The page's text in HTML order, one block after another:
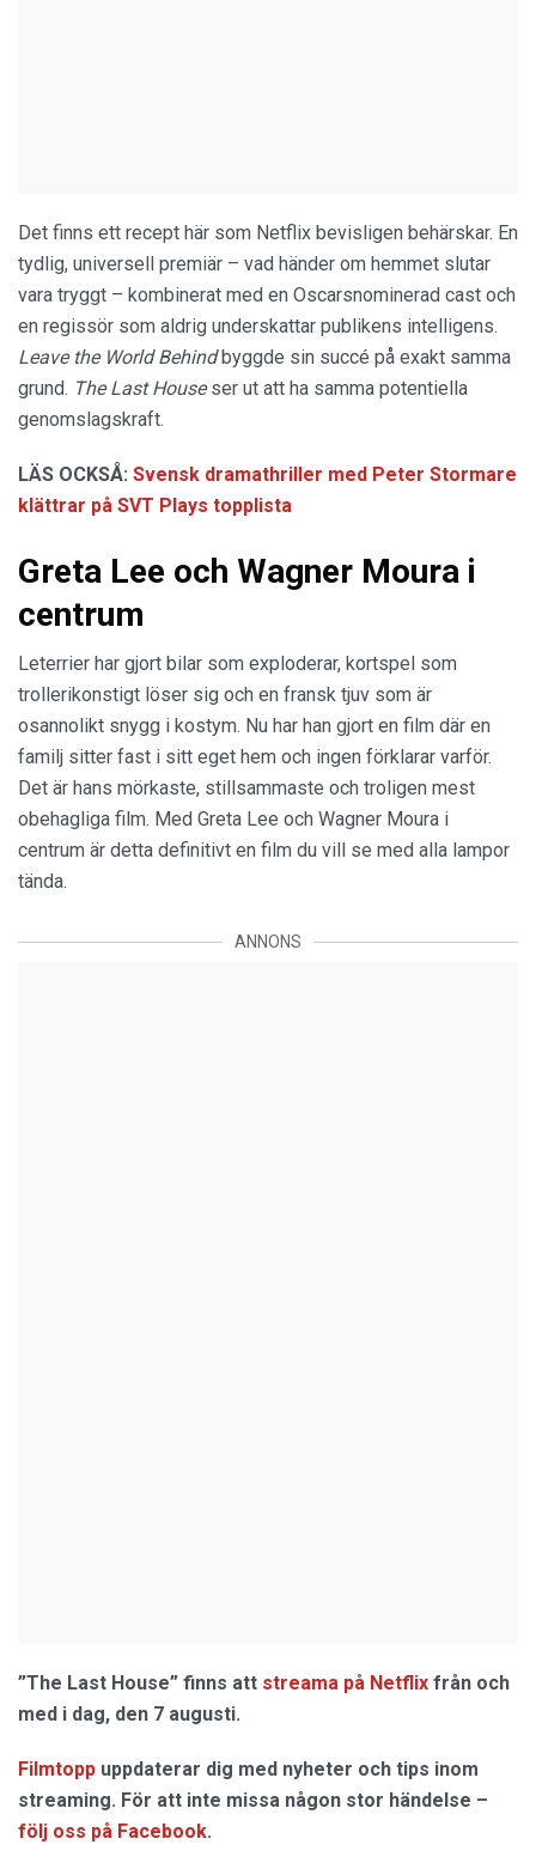
Det finns ett recept här som Netflix bevisligen behärskar. En
tydlig, universell premiär – vad händer om hemmet slutar
vara tryggt – kombinerat med en Oscarsnominerad cast och
en regissör som aldrig underskattar publikens intelligens.
Leave the World Behindbyggde sin succé på exakt samma
grund. The Last Houseser ut att ha samma potentiella
genomslagskraft.
LÄS OCKSÅ: Svensk dramathriller med Peter Stormare
klättrar på SVT Plays topplista
Greta Lee och Wagner Moura i
centrum
Leterrier har gjort bilar som exploderar, kortspel som
trollerikonstigt löser sig och en fransk tjuv som är
osannolikt snygg i kostym. Nu har han gjort en film där en
familj sitter fast i sitt eget hem och ingen förklarar varför.
Det är hans mörkaste, stillsammaste och troligen mest
obehagliga film. Med Greta Lee och Wagner Moura i
centrum är detta definitivt en film du vill se med alla lampor
tända.
ANNONS
”The Last House” finns att streama på Netflix från och
med i dag, den 7 augusti.
Filmtopp uppdaterar dig med nyheter och tips inom
streaming. För att inte missa någon stor händelse –
följ oss på Facebook.